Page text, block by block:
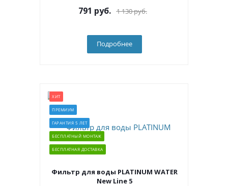
791 руб. 1 130руб.
Подробнее
ХИТ
ПРЕМИУМ
ГАРАНТИЯ 5 ЛЕТ
БЕСПЛАТНЫЙ МОНТАЖ
БЕСПЛАТНАЯ ДОСТАВКА
Фильтр для воды PLATINUM WATER
New Line 5